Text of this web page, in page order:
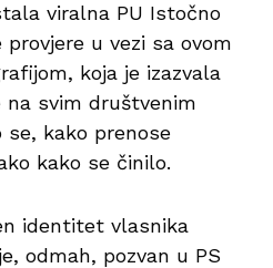
viralna PU Istočno
u vezi sa ovom
koja je izazvala
na svim društvenim
se, kako prenose
kako se činilo.
identitet vlasnika
odmah, pozvan u PS